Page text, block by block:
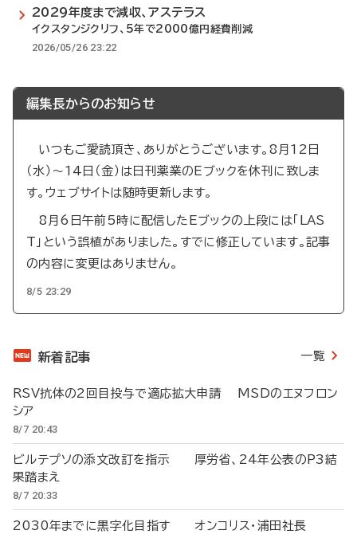
2029年度まで減収、アステラス
イクスタンジクリフ、5年で2000億円経費削減
2026/05/26 23:22
編集長からのお知らせ
いつもご愛読頂き、ありがとうございます。8月12日
（水）～14日（金）は日刊薬業のEブックを休刊に致しま
す。ウェブサイトは随時更新します。
8月6日午前5時に配信したEブックの上段には「LAS
T」という誤植がありました。すでに修正しています。記事
の内容に変更はありません。
8/5 23:29
新着記事 一覧
RSV抗体の2回目投与で適応拡大申請 MSDのエヌフロン
シア
8/7 20:43
ビルテプソの添文改訂を指示 厚労省、24年公表のP3結
果踏まえ
8/7 20:33
2030年までに黒字化目指す オンコリス・浦田社長